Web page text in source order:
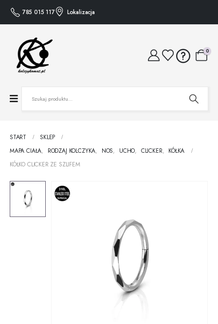
785 015 117 Lokalizacja
0
START
SKLEP
MAPA CIAŁA, RODZAJ KOLCZYKA, NOS, UCHO, CLICKER, KÓŁKA
KÓŁKO CLICKER ZE SZLIFEM